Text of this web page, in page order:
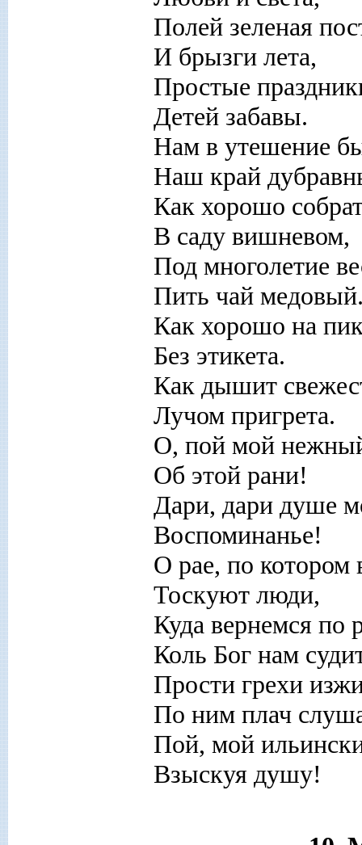
Полей зеленая
И брызги лета,
Простые
Детей забавы.
Нам в утешение
Наш край
Как хорошо
В саду вишневом,
Под многолетие
Пить чай
Как хорошо на
Без этикета.
Как дышит
Лучом пригрета.
О, пой мой
Об этой рани!
Дари, дари душе
Воспоминанье!
О рае, по котором
Тоскуют люди,
Куда вернемся по
Коль Бог нам
Прости грехи
По ним плач
Пой, мой
Взыскуя душу!